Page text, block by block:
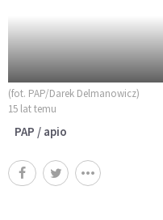
(fot. PAP/Darek Delmanowicz)
15 lat temu
PAP / apio